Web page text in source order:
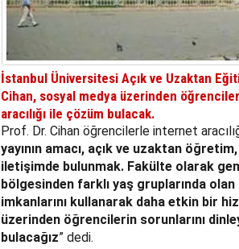
İstanbul Üniversitesi Açık ve Uzaktan
Cihan, sosyal medya üzerinden
aracılığı ile çözüm bulacak.
Prof. Dr. Cihan öğrencilerle internet
yayının amacı, açık ve uzaktan
iletişimde bulunmak. Fakülte olarak
bölgesinden farklı yaş gruplarında
imkanlarını kullanarak daha etkin bir
üzerinden öğrencilerin sorunlarını
bulacağız” dedi.